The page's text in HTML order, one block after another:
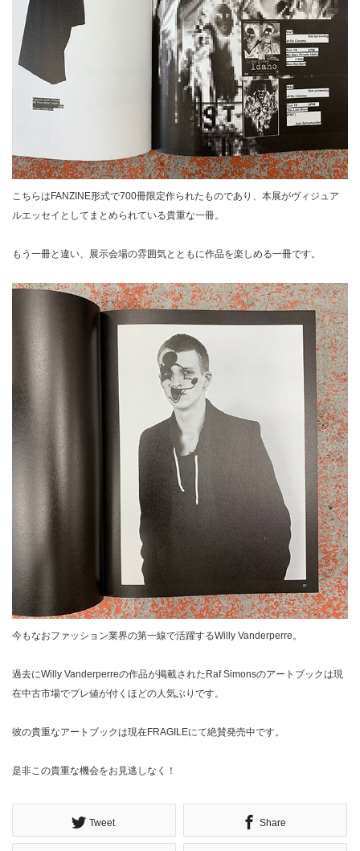
こちらはFANZINE形式で700冊限定作られたものであり、本展がヴィジュア
ルエッセイとしてまとめられている貴重な一冊。
もう一冊と違い、展示会場の雰囲気とともに作品を楽しめる一冊です。
今もなおファッション業界の第一線で活躍するWilly Vanderperre。
過去にWilly Vanderperreの作品が掲載されたRaf Simonsのアートブックは現
在中古市場でプレ値が付くほどの人気ぶりです。
彼の貴重なアートブックは現在FRAGILEにて絶賛発売中です。
是非この貴重な機会をお見逃しなく！
Tweet Share